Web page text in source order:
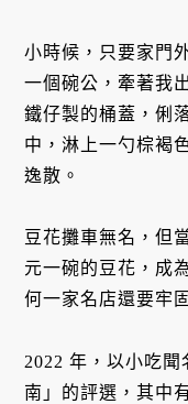
小時候，只要家門
一個碗公，牽著我
鐵仔製的桶蓋，俐
中，淋上一勺棕褐
逸散。
豆花攤車無名，但
元一碗的豆花，成
何一家名店還要牢
2022 年，以小吃
南」的評選，其中